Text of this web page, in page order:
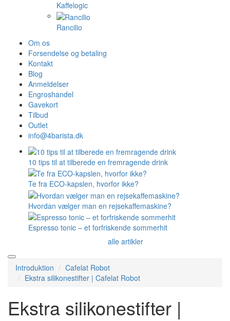
Kaffelogic
Rancilio
Om os
Forsendelse og betaling
Kontakt
Blog
Anmeldelser
Engroshandel
Gavekort
Tilbud
Outlet
info@4barista.dk
10 tips til at tilberede en fremragende drink
Te fra ECO-kapslen, hvorfor ikke?
Hvordan vælger man en rejsekaffemaskine?
Espresso tonic – et forfriskende sommerhit
alle artikler
Introduktion
Cafelat Robot
Ekstra silikonestifter | Cafelat Robot
Ekstra silikonestifter |